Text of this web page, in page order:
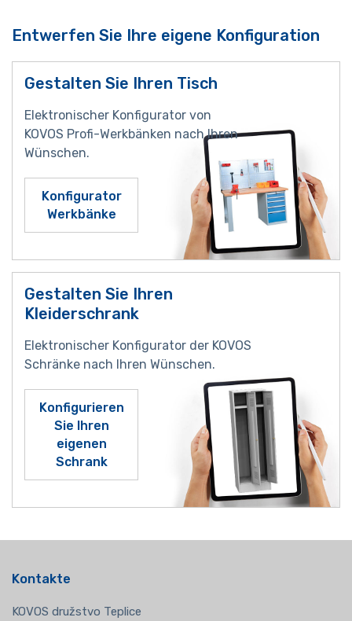
Entwerfen Sie Ihre eigene Konfiguration
Gestalten Sie Ihren Tisch
Elektronischer Konfigurator von
KOVOS Profi-Werkbänken nach Ihren
Wünschen.
Konfigurator
Werkbänke
Gestalten Sie Ihren
Kleiderschrank
Elektronischer Konfigurator der KOVOS
Schränke nach Ihren Wünschen.
Konfigurieren
Sie Ihren
eigenen
Schrank
Kontakte
KOVOS družstvo Teplice